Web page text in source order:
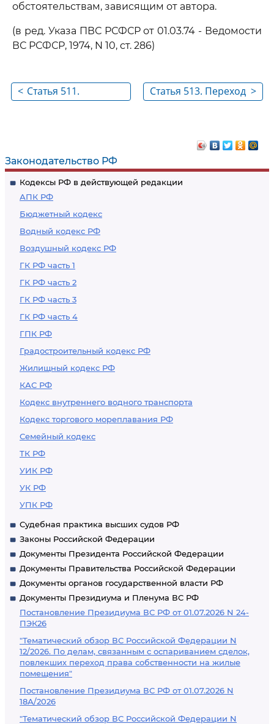
Законодательство РФ
Кодексы РФ в действующей редакции
АПК РФ
Бюджетный кодекс
Водный кодекс РФ
Воздушный кодекс РФ
ГК РФ часть 1
ГК РФ часть 2
ГК РФ часть 3
ГК РФ часть 4
ГПК РФ
Градостроительный кодекс РФ
Жилищный кодекс РФ
КАС РФ
Кодекс внутреннего водного транспорта
Кодекс торгового мореплавания РФ
Семейный кодекс
ТК РФ
УИК РФ
УК РФ
УПК РФ
Судебная практика высших судов РФ
Законы Российской Федерации
Документы Президента Российской Федерации
Документы Правительства Российской Федерации
Документы органов государственной власти РФ
Документы Президиума и Пленума ВС РФ
Постановление Президиума ВС РФ от 01.07.2026 N 24-
ПЭК26
"Тематический обзор ВС Российской Федерации N
12/2026. По делам, связанным с оспариванием сделок,
повлекших переход права собственности на жилые
помещения"
Постановление Президиума ВС РФ от 01.07.2026 N
18А/2026
"Тематический обзор ВС Российской Федерации N
обстоятельствам, зависящим от автора.
(в ред. Указа ПВС РСФСР от 01.03.74 - Ведомости
ВС РСФСР, 1974, N 10, ст. 286)
< Статья 511.
>
Статья 513. Переход
произведение
изобразительного
искусства,
созданное по